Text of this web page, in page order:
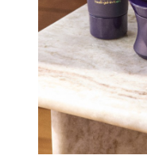
Beauty- битвы
Тесты
Викторины